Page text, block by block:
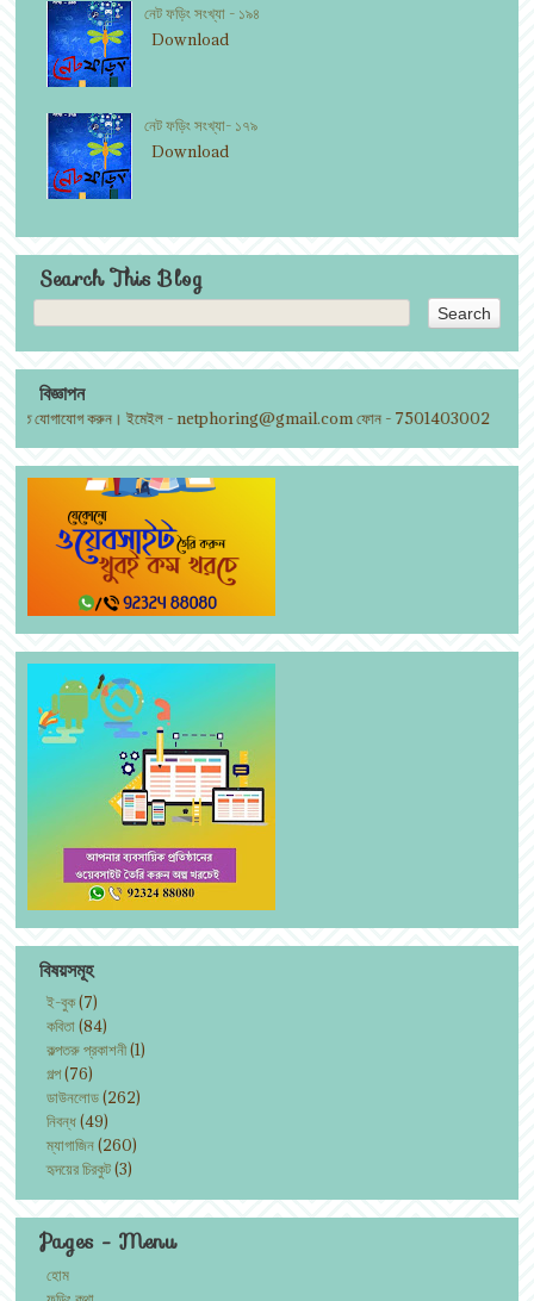
নেট ফড়িং সংখ্যা - ১৯৪
Download
নেট ফড়িং সংখ্যা- ১৭৯
Download
Search This Blog
বিজ্ঞাপন
যোগাযোগ করুন। ইমেইল - netphoring@gmail.com ফোন - 7501403002
বিষয়সমূহ
ই-বুক(7)
কবিতা(84)
কল্পতরু প্রকাশনী(1)
গল্প(76)
ডাউনলোড(262)
নিবন্ধ(49)
ম্যাগাজিন(260)
হৃদয়ের চিরকুট(3)
Pages - Menu
হোম